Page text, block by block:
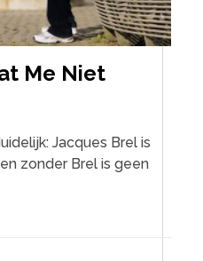
Me Niet
Jacques Brel is
zonder Brel is geen